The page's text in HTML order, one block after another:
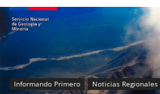
Informando Primero Noticias Regionales